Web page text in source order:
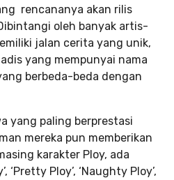
rencananya akan rilis
oleh banyak artis-
jalan cerita yang unik,
yang mempunyai nama
berbeda-beda dengan
yang paling berprestasi
mereka pun memberikan
karakter Ploy, ada
‘Pretty Ploy’, ‘Naughty Ploy’,